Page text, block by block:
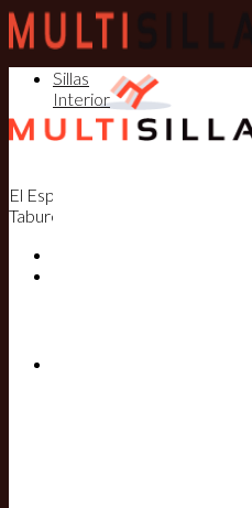
El Especialista en Sillas, Mesas y
Taburetes
Sillas
Interior